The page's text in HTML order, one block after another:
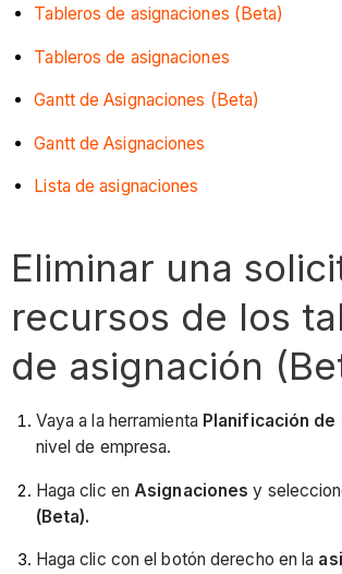
Tableros de asignaciones (Beta)
Tableros de asignaciones
Gantt de Asignaciones (Beta)
Gantt de Asignaciones
Lista de asignaciones
Eliminar una
recursos de los
de asignación
Vaya a la herramienta Planificación
nivel de empresa.
Haga clic enAsignaciones y
(Beta).
Haga clic con el botón derecho en la